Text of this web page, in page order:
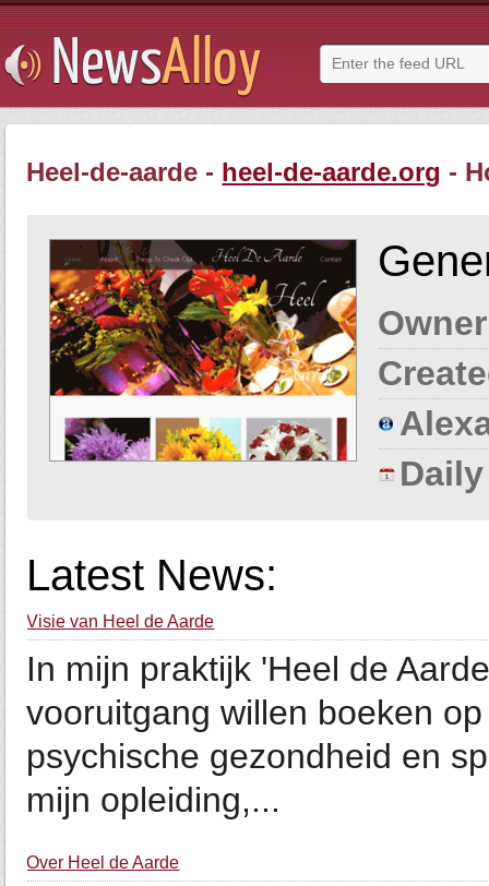
Heel-de-aarde - heel-de-aarde.org -
Latest News:
Visie van Heel de Aarde
In mijn praktijk 'Heel de
vooruitgang willen boeken
psychische gezondheid en
mijn opleiding,...
Over Heel de Aarde